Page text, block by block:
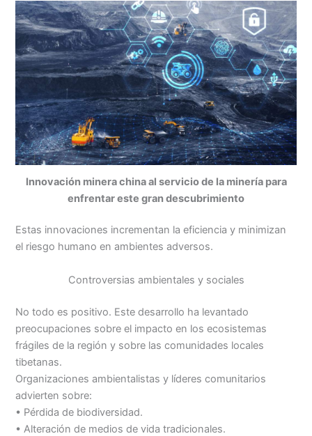
Innovación minera china al servicio de la minería para
enfrentar este gran descubrimiento
Estas innovaciones incrementan la eficiencia y minimizan
el riesgo humano en ambientes adversos.
Controversias ambientales y sociales
No todo es positivo. Este desarrollo ha levantado
preocupaciones sobre el impacto en los ecosistemas
frágiles de la región y sobre las comunidades locales
tibetanas.
Organizaciones ambientalistas y líderes comunitarios
advierten sobre:
• Pérdida de biodiversidad.
• Alteración de medios de vida tradicionales.